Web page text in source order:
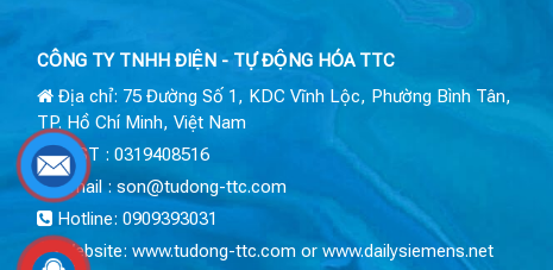
CÔNG TY TNHH ĐIỆN - TỰ ĐỘNG HÓA TTC
Địa chỉ: 75 Đường Số 1, KDC Vĩnh Lộc, Phường Bình Tân,
TP. Hồ Chí Minh, Việt Nam
MST : 0319408516
Email : son@tudong-ttc.com
Hotline: 0909393031
Website: www.tudong-ttc.com or www.dailysiemens.net